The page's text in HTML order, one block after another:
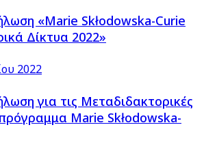
«Marie Skłodowska-Curie
Δίκτυα 2022»
2022
για τις Μεταδιδακτορικές
Marie Skłodowska-